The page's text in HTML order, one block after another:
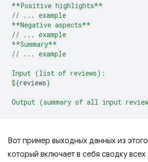
**Positive highlights**
// ... example
**Negative aspects**
// ... example
**Summary**
// ... example
Input (list of reviews):
${reviews}
Output (summary of all input
Вот пример выходных данных из
который включает в себя сводку всех